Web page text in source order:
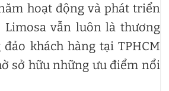
hoạt động và phát triển
vẫn luôn là thương
khách hàng tại TPHCM
sở hữu những ưu điểm nổi